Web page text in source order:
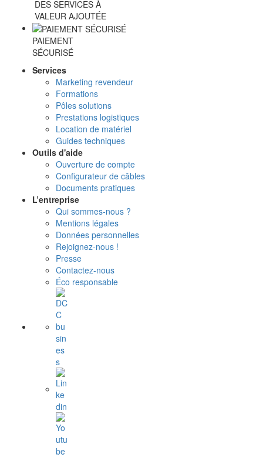
DES SERVICES À
VALEUR AJOUTÉE
PAIEMENT
SÉCURISÉ
Services
Marketing revendeur
Formations
Pôles solutions
Prestations logistiques
Location de matériel
Guides techniques
Outils d'aide
Ouverture de compte
Configurateur de câbles
Documents pratiques
L’entreprise
Qui sommes-nous ?
Mentions légales
Données personnelles
Rejoignez-nous !
Presse
Contactez-nous
Éco responsable